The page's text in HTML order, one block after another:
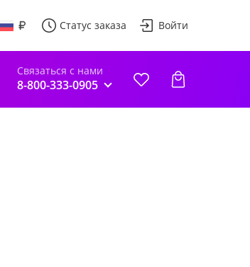
Статус заказа Войти
Связаться с нами
8-800-333-0905